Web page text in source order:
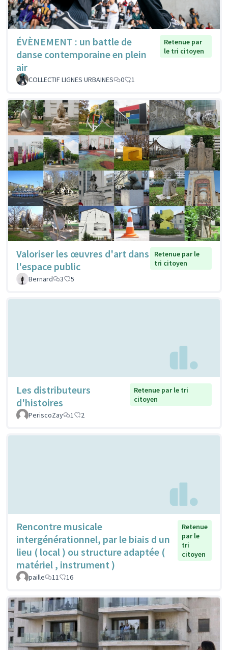
ÉVÈNEMENT : un battle de
danse contemporaine en plein
air
Retenue par
le tri citoyen
COLLECTIF LIGNES URBAINES 0 1
Valoriser les œuvres d'art dans
l'espace public
Retenue par le
tri citoyen
Bernard
3 5
Les distributeurs
d'histoires
Retenue par le tri
citoyen
PeriscoZay
1 2
Rencontre musicale
intergénérationnel, par le biais d un
lieu ( local ) ou structure adaptée (
matériel , instrument )
Retenue
par le
tri
citoyen
paille 11 16